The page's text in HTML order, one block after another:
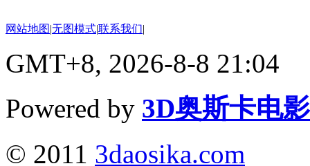
网站地图|无图模式|联系我们|
GMT+8, 2026-8-8 21:04
Powered by 3D奥斯卡电
© 2011 3daosika.com